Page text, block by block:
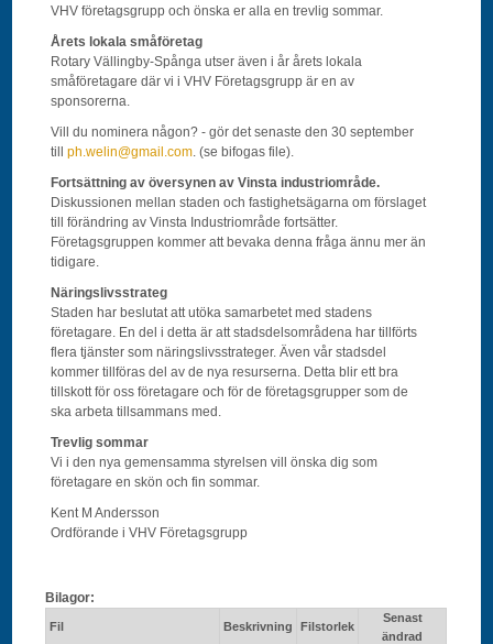
VHV företagsgrupp och önska er alla en trevlig sommar.
Årets lokalasmåföretag
Rotary Vällingby-Spånga utser även i år årets lokala
småföretagare där vi i VHV Företagsgrupp är en av
sponsorerna.
Vill du nominera någon? - gör det senaste den 30 september
tillph.welin@gmail.com . (se bifogas file).
Fortsättning av översynen avVinsta industriområde.
Diskussionen mellan staden och fastighetsägarna om förslaget
till förändring av Vinsta Industriområde fortsätter.
Företagsgruppen kommer att bevaka denna fråga ännu mer än
tidigare.
Näringslivsstrateg
Staden har beslutat att utöka samarbetet med stadens
företagare. En del i detta är att stadsdelsområdena har tillförts
flera tjänster som näringslivsstrateger. Även vår stadsdel
kommer tillföras del av de nya resurserna. Detta blir ett bra
tillskott för oss företagare och för de företagsgrupper som de
ska arbeta tillsammans med.
Trevlig sommar
Vi i den nya gemensamma styrelsen vill önska dig som
företagare en skön och fin sommar.
Kent M Andersson
Ordförande i VHV Företagsgrupp
Bilagor:
Fil Beskrivning Filstorlek
Senast
ändrad